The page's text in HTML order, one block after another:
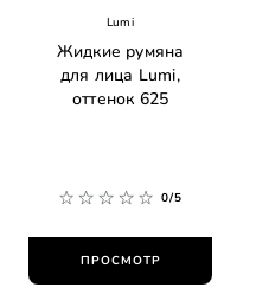
Lumi
Жидкие румяна
для лица Lumi,
оттенок 625
0/5
ПРОСМОТР